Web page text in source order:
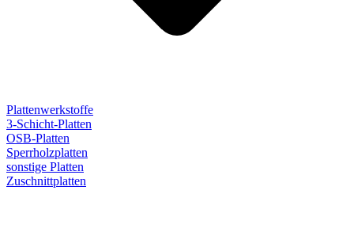
Plattenwerkstoffe
3-Schicht-Platten
OSB-Platten
Sperrholzplatten
sonstige Platten
Zuschnittplatten